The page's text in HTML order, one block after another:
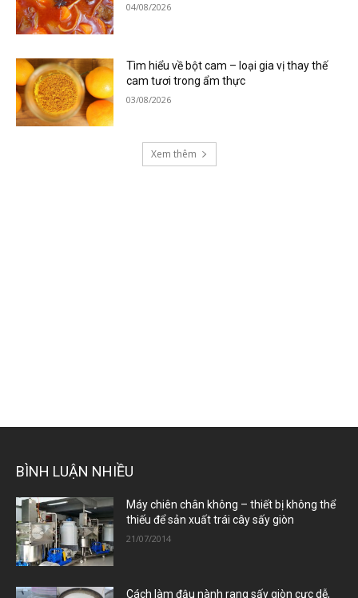
04/08/2026
Tìm hiểu về bột cam – loại gia vị thay thế
cam tươi trong ẩm thực
03/08/2026
Xem thêm
BÌNH LUẬN NHIỀU
Máy chiên chân không – thiết bị không thể
thiếu để sản xuất trái cây sấy giòn
21/07/2014
Cách làm đậu nành rang sấy giòn cực dễ,